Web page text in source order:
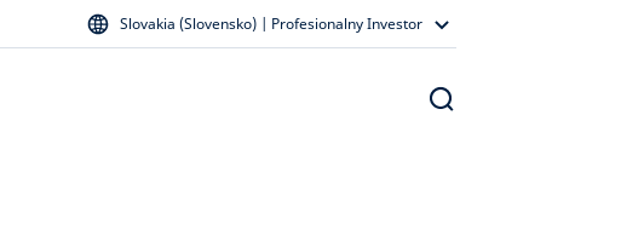
Slovakia (Slovensko) | Profesionalny Investor